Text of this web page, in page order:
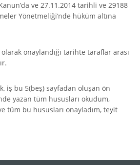
ve 27.11.2014 tarihli ve 29188
Yönetmeliği’nde hüküm altına
onaylandığı tarihte taraflar arası
iş bu 5(beş) sayfadan oluşan ön
yazan tüm hususları okudum,
tüm bu hususları onayladım, teyit